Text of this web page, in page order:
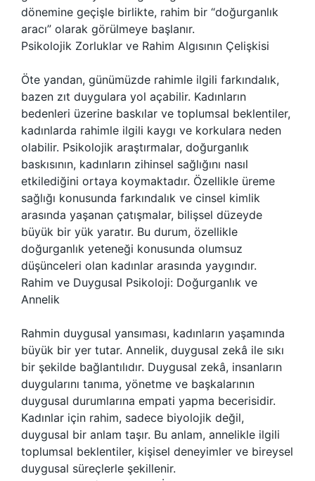
dönemine geçişle birlikte, rahim bir “doğurganlık
aracı” olarak görülmeye başlanır.
Psikolojik Zorluklar ve Rahim Algısının Çelişkisi
Öte yandan, günümüzde rahimle ilgili farkındalık,
bazen zıt duygulara yol açabilir. Kadınların
bedenleri üzerine baskılar ve toplumsal beklentiler,
kadınlarda rahimle ilgili kaygı ve korkulara neden
olabilir. Psikolojik araştırmalar, doğurganlık
baskısının, kadınların zihinsel sağlığını nasıl
etkilediğini ortaya koymaktadır. Özellikle üreme
sağlığı konusunda farkındalık ve cinsel kimlik
arasında yaşanan çatışmalar, bilişsel düzeyde
büyük bir yük yaratır. Bu durum, özellikle
doğurganlık yeteneği konusunda olumsuz
düşünceleri olan kadınlar arasında yaygındır.
Rahim ve Duygusal Psikoloji: Doğurganlık ve
Annelik
Rahmin duygusal yansıması, kadınların yaşamında
büyük bir yer tutar. Annelik, duygusal zekâ ile sıkı
bir şekilde bağlantılıdır. Duygusal zekâ, insanların
duygularını tanıma, yönetme ve başkalarının
duygusal durumlarına empati yapma becerisidir.
Kadınlar için rahim, sadece biyolojik değil,
duygusal bir anlam taşır. Bu anlam, annelikle ilgili
toplumsal beklentiler, kişisel deneyimler ve bireysel
duygusal süreçlerle şekillenir.